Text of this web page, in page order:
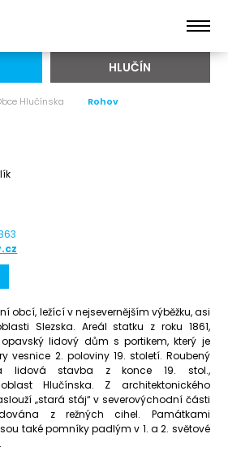
HLUČÍN
Hlučínska Rohov
obcí, ležící v nejsevernějším výběžku, asi
Slezska. Areál statku z roku 1861,
lidový dům s portikem, který je
vesnice 2. poloviny 19. století. Roubený
lidová stavba z konce 19. stol.,
Hlučínska. Z architektonického
„stará stáj“ v severovýchodní části
z režných cihel. Památkami
také pomníky padlým v 1. a 2. světové